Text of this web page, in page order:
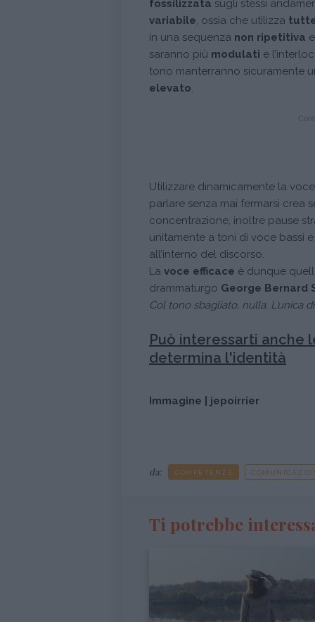
fossilizzata sugli stessi
variabile , ossia che utilizza
in una sequenza non ripetitiva e
saranno più modulati e
tono manterranno sicuramente
elevato
Utilizzare dinamicamente la
parlare senza mai fermarsi crea
concentrazione, inoltre pause
unitamente a toni di voce bassi e
all’interno del discorso.
La voce efficace è dunque
drammaturgo George Bernard
Col tono sbagliato, nulla. L’unica
Può interessarti anche
determina l'identità
Immagine | jepoirrier
da: COMPETENZE
Ti potrebbe